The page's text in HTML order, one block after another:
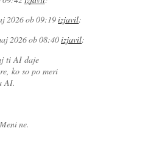
2026 ob 09:19izjavil:
2026 ob 08:40izjavil:
ti AI daje
ko so po meri
AI.
ne.